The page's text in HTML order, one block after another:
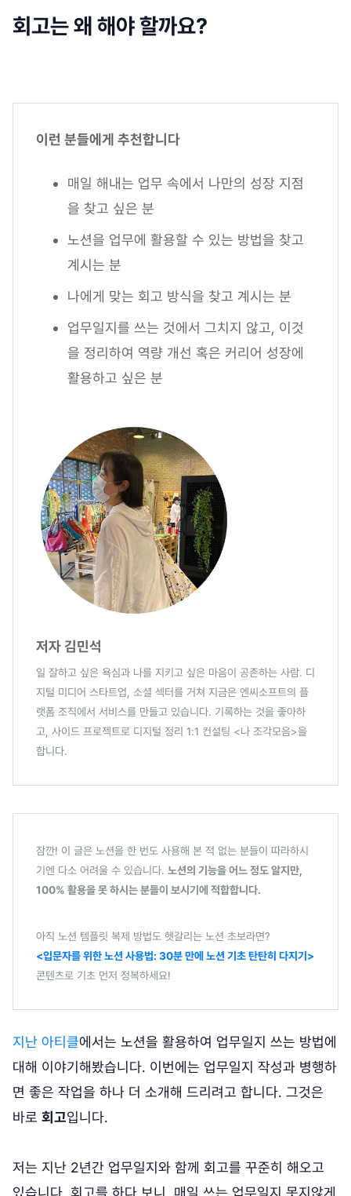
회고는 왜 해야 할까요?
이런 분들에게 추천합니다
매일 해내는 업무 속에서 나만의 성장 지점
을 찾고 싶은 분
노션을 업무에 활용할 수 있는 방법을 찾고
계시는 분
나에게 맞는 회고 방식을 찾고 계시는 분
업무일지를 쓰는 것에서 그치지 않고, 이것
을 정리하여 역량 개선 혹은 커리어 성장에
활용하고 싶은 분
저자 김민석
일 잘하고 싶은 욕심과 나를 지키고 싶은 마음이 공존하는 사람. 디
지털 미디어 스타트업, 소셜 섹터를 거쳐 지금은 엔씨소프트의 플
랫폼 조직에서 서비스를 만들고 있습니다. 기록하는 것을 좋아하
고, 사이드 프로젝트로 디지털 정리 1:1 컨설팅 <나 조각모음>을
합니다.
잠깐! 이 글은 노션을 한 번도 사용해 본 적 없는 분들이 따라하시
기엔 다소 어려울 수 있습니다. 노션의 기능을 어느 정도 알지만,
100% 활용을 못 하시는 분들이 보시기에 적합합니다.
아직 노션 템플릿 복제 방법도 헷갈리는 노션 초보라면?
<입문자를 위한 노션 사용법: 30분 만에 노션 기초 탄탄히 다지기>
콘텐츠로 기초 먼저 정복하세요!
지난 아티클에서는 노션을 활용하여 업무일지 쓰는 방법에
대해 이야기해봤습니다. 이번에는 업무일지 작성과 병행하
면 좋은 작업을 하나 더 소개해 드리려고 합니다. 그것은
바로 회고입니다.
저는 지난 2년간 업무일지와 함께 회고를 꾸준히 해오고